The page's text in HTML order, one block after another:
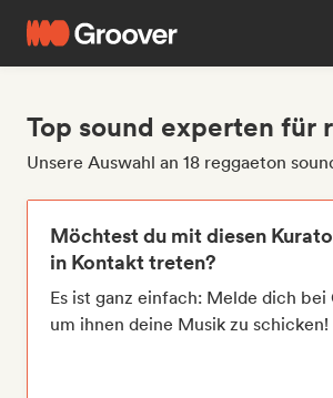
Top sound experten für
Unsere Auswahl an 18 reggaeton
Möchtest du mit diesen
in Kontakt treten?
Es ist ganz einfach: Melde dich bei
um ihnen deine Musik zu schicken!